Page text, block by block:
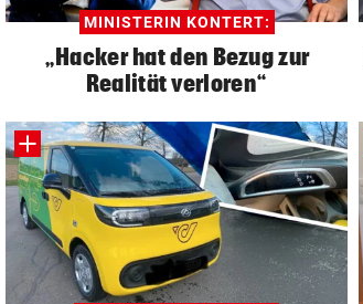
MINISTERIN KONTERT:
„Hacker hat den Bezug zur
Realität verloren“